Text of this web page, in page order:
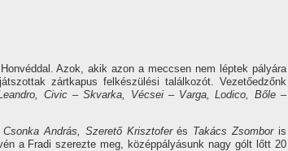
Azok, akik azon a meccsen nem léptek pályára
zártkapus felkészülési találkozót. Vezetőedzőnk
Civic – Skvarka, Vécsei – Varga, Lodico, Bőle –
Csonka András, Szerető Krisztoferés Takács Zsomboris
a Fradi szerezte meg, középpályásunk nagy gólt lőtt 20